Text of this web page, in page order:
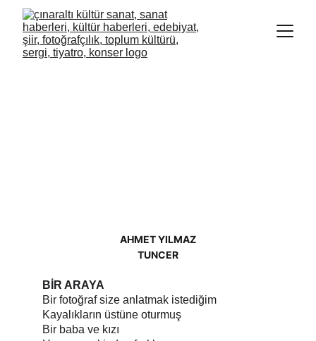
AHMET YILMAZ
TUNCER
BİR ARAYA
Bir fotoğraf size anlatmak istediğim
Kayalıkların üstüne oturmuş
Bir baba ve kızı